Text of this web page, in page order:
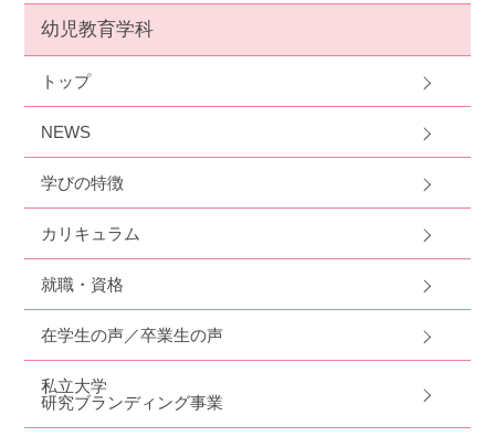
幼児教育学科
トップ
NEWS
学びの特徴
カリキュラム
就職・資格
在学生の声／卒業生の声
私立大学
研究ブランディング事業